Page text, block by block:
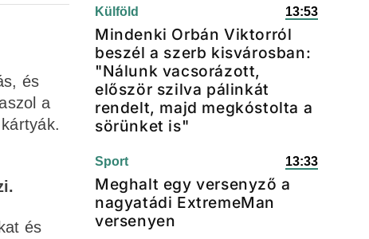
és
a
és
Külföld 13:53
Mindenki Orbán Viktorról
beszél a szerb kisvárosban:
"Nálunk vacsorázott,
először szilva pálinkát
rendelt, majd megkóstolta a
sörünket is"
Sport 13:33
Meghalt egy versenyző a
nagyatádi ExtremeMan
versenyen